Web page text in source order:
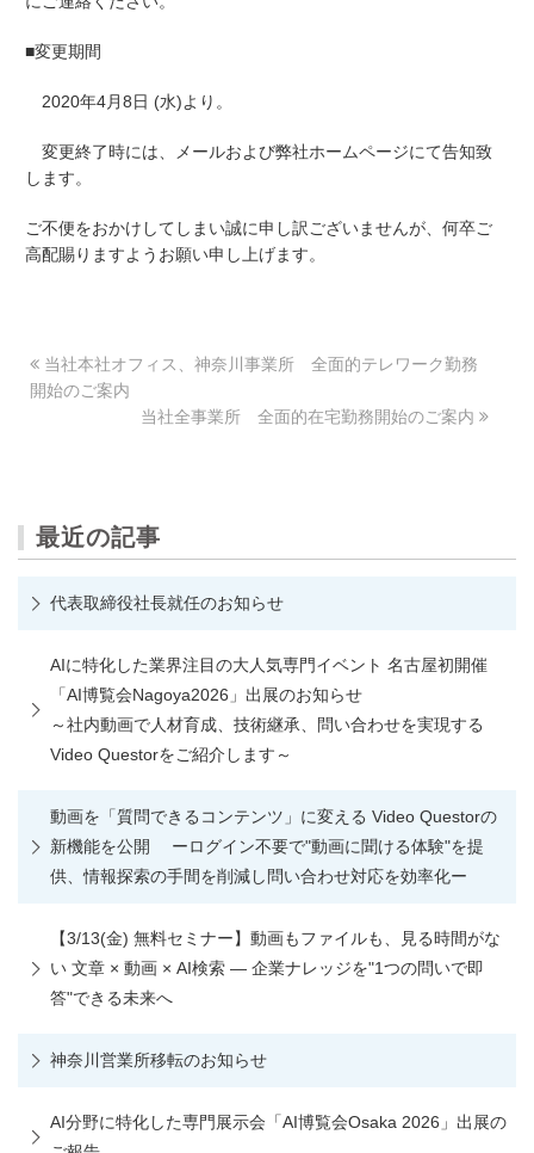
■変更期間
2020年4月8日 (水)より。
変更終了時には、メールおよび弊社ホームページにて告知致
します。
ご不便をおかけしてしまい誠に申し訳ございませんが、何卒ご
高配賜りますようお願い申し上げます。
当社本社オフィス、神奈川事業所 全面的テレワーク勤務
開始のご案内
当社全事業所 全面的在宅勤務開始のご案内
最近の記事
代表取締役社長就任のお知らせ
AIに特化した業界注目の大人気専門イベント 名古屋初開催
「AI博覧会Nagoya2026」出展のお知らせ
～社内動画で人材育成、技術継承、問い合わせを実現する
Video Questorをご紹介します～
動画を「質問できるコンテンツ」に変える Video Questorの
新機能を公開 ーログイン不要で"動画に聞ける体験"を提
供、情報探索の手間を削減し問い合わせ対応を効率化ー
【3/13(金) 無料セミナー】動画もファイルも、見る時間がな
い 文章 × 動画 × AI検索 ― 企業ナレッジを"1つの問いで即
答"できる未来へ
神奈川営業所移転のお知らせ
AI分野に特化した専門展示会「AI博覧会Osaka 2026」出展の